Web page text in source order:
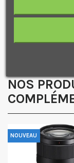
pour analyser
vous informer
NOS
NOUVEAU
J'accepte